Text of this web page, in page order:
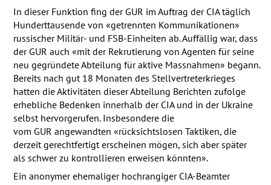
In dieser Funktion fing der GUR im Auftrag der CIAtäglich
Hunderttausende von «getrennten Kommunikationen»
russischer Militär- und FSB-Einheiten ab. Auffällig war, dass
der GUR auch «mit der Rekrutierung von Agenten für seine
neu gegründete Abteilung für aktive Massnahmen» begann.
Bereits nach gut 18 Monaten des Stellvertreterkrieges
hatten die Aktivitäten dieser Abteilung Berichten zufolge
erhebliche Bedenken innerhalb der CIAund in der Ukraine
selbst hervorgerufen. Insbesondere die
vom GUR angewandten «rücksichtslosen Taktiken, die
derzeit gerechtfertigt erscheinen mögen, sich aber später
als schwer zu kontrollieren erweisen könnten».
Ein anonymer ehemaliger hochrangiger CIA-Beamter